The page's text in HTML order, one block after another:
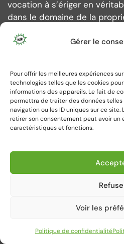
Gérer le
Pour offrir les meilleures expériences
technologies telles que les cookies
informations des appareils. Le fait de
permettra de traiter des données
navigation ou les ID uniques sur ce
retirer son consentement peut avoir un
caractéristiques et fonctions.
Voir les
Politique de confidentialité
vocation à s’ériger en
dans le domaine de la
9 juillet 2026
La
contrefaçon
d’œuvres de...
Entre pillage
août